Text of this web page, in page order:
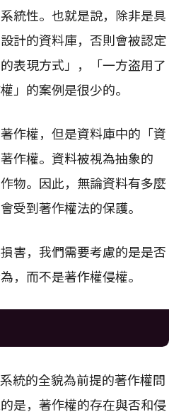
統性。也就是說，除非是具
計的資料庫，否則會被認定
表現方式」，「一方盗用了
」的案例是很少的。
作權，但是資料庫中的「資
作權。資料被視為抽象的
物。因此，無論資料有多麼
受到著作權法的保護。
害，我們需要考慮的是是否
，而不是著作權侵權。
統的全貌為前提的著作權問
是，著作權的存在與否和侵